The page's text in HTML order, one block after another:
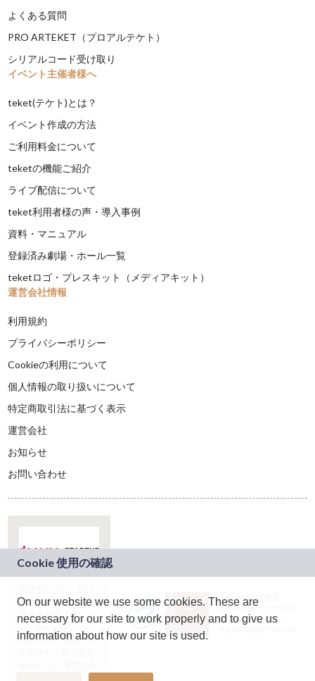
よくある質問
PRO ARTEKET（プロアルテケト）
シリアルコード受け取り
イベント主催者様へ
teket(テケト)とは？
イベント作成の方法
ご利用料金について
teketの機能ご紹介
ライブ配信について
teket利用者様の声・導入事例
資料・マニュアル
登録済み劇場・ホール一覧
teketロゴ・プレスキット（メディアキット）
運営会社情報
利用規約
プライバシーポリシー
Cookieの利用について
個人情報の取り扱いについて
特定商取引法に基づく表示
運営会社
お知らせ
お問い合わせ
ドコモグループの新
規事業創出プログラ
ム「docomo
STARTUP」を通じて
JASRAC許諾番号：
9024936001Y45037
JASRAC許諾番号：
On our website we use some cookies. These are
necessary for our site to work properly and to give us
information about how our site is used.